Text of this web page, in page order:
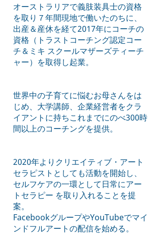
オーストラリアで義肢装具士の資格
を取り７年間現地で働いたのちに、
出産＆産休を経て2017年にコーチの
資格（トラストコーチング認定コー
チ＆ミキ スクールマザーズティーチ
ャー）を取得し起業。
世界中の子育てに悩むお母さんをは
じめ、大学講師、企業経営者をクラ
イアントに持ちこれまでにのべ300時
間以上のコーチングを提供。
2020年よりクリエイティブ・アート
セラピストとしても活動を開始し、
セルフケアの一環として日常にアー
トセラピー を取り入れることを提
案。
FacebookグループやYouTubeでマイ
ンドフルアートの配信を始める。